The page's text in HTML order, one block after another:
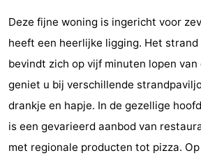
Loverendale
Résidence
Wijngaerde
Campings
Chambre
d'hôtes
Chaumières
-
Buitenhof
-
Deze fijne woning is ingericht voor
heeft een heerlijke ligging. Het strand
bevindt zich op vijf minuten lopen van
geniet u bij verschillende
drankje en hapje. In de gezellige
is een gevarieerd aanbod van
met regionale producten tot pizza.